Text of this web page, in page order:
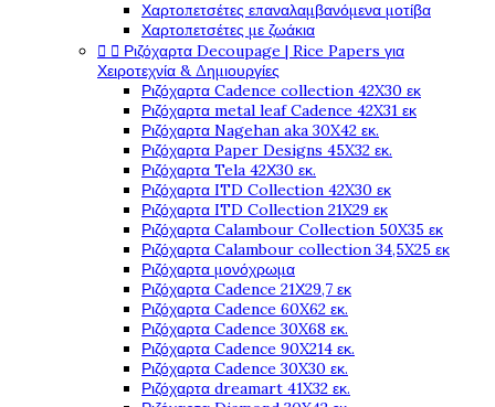
Χαρτοπετσέτες επαναλαμβανόμενα μοτίβα
Χαρτοπετσέτες με ζωάκια
  Ριζόχαρτα Decoupage | Rice Papers για
Χειροτεχνία & Δημιουργίες
Ριζόχαρτα Cadence collection 42X30 εκ
Ριζόχαρτα metal leaf Cadence 42X31 εκ
Ριζόχαρτα Nagehan aka 30X42 εκ.
Ριζόχαρτα Paper Designs 45X32 εκ.
Ριζόχαρτα Tela 42Χ30 εκ.
Ριζόχαρτα ITD Collection 42X30 εκ
Ριζόχαρτα ITD Collection 21X29 εκ
Ριζόχαρτα Calambour Collection 50X35 εκ
Ριζόχαρτα Calambour collection 34,5X25 εκ
Ριζόχαρτα μονόχρωμα
Ριζόχαρτα Cadence 21Χ29,7 εκ
Ριζόχαρτα Cadence 60X62 εκ.
Ριζόχαρτα Cadence 30X68 εκ.
Ριζόχαρτα Cadence 90X214 εκ.
Ριζόχαρτα Cadence 30X30 εκ.
Ριζόχαρτα dreamart 41X32 εκ.